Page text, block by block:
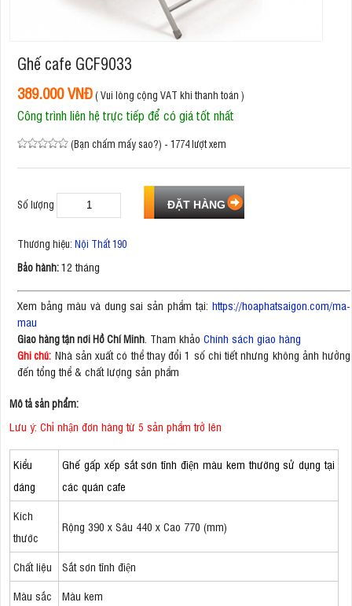
Ghế cafe GCF9033
389.000 VNĐ( Vui lòng cộng VAT khi thanh toán )
Công trình liên hệ trực tiếp để có giá tốt nhất
(Bạn chấm mấy sao?) - 1774 lượt xem
Số lượng
Thương hiệu: Nội Thất 190
Bảo hành:12 tháng
Xem bảng màu và dung sai sản phẩm tại: https://hoaphatsaigon.com/ma-
mau
Giao hàng tận nơi Hồ Chí Minh . Tham khảo Chính sách giao hàng
Ghi chú: Nhà sản xuất có thể thay đổi 1 số chi tiết nhưng không ảnh hưởng
đến tổng thể & chất lượng sản phẩm
Mô tả sản phẩm:
Lưu ý: Chỉ nhận đơn hàng từ 5 sản phẩm trở lên
Kiểu
dáng
Ghế gấp xếp sắt sơn tĩnh điện màu kem thường sử dụng tại
các quán cafe
Kích
thước
Rộng 390 x Sâu 440 x Cao 770 (mm)
Chất liệu
Sắt sơn tĩnh điện
Màu sắc
Màu kem